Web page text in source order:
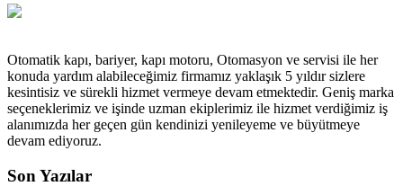
Otomatik kapı, bariyer, kapı motoru, Otomasyon ve servisi ile her
konuda yardım alabileceğimiz firmamız yaklaşık 5 yıldır sizlere
kesintisiz ve sürekli hizmet vermeye devam etmektedir. Geniş marka
seçeneklerimiz ve işinde uzman ekiplerimiz ile hizmet verdiğimiz iş
alanımızda her geçen gün kendinizi yenileyeme ve büyütmeye
devam ediyoruz.
Son Yazılar